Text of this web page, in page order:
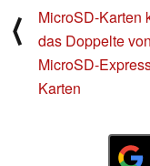
⟨
MicroSD-Karten
das Doppelte von
MicroSD-
Karten